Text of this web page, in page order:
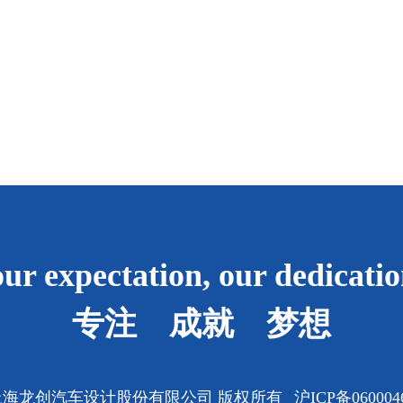
expectation, our
专注 成就 梦想
海龙创汽车设计股份有限公司 版权所有 沪ICP备